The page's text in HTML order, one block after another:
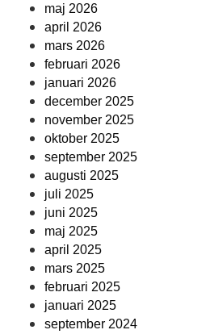
maj 2026
april 2026
mars 2026
februari 2026
januari 2026
december 2025
november 2025
oktober 2025
september 2025
augusti 2025
juli 2025
juni 2025
maj 2025
april 2025
mars 2025
februari 2025
januari 2025
september 2024